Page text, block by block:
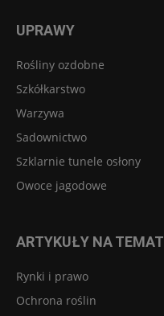
UPRAWY
Rośliny ozdobne
Szkółkarstwo
Warzywa
Sadownictwo
Szklarnie tunele osłony
Owoce jagodowe
ARTYKUŁY NA TEMAT
Rynki i prawo
Ochrona roślin